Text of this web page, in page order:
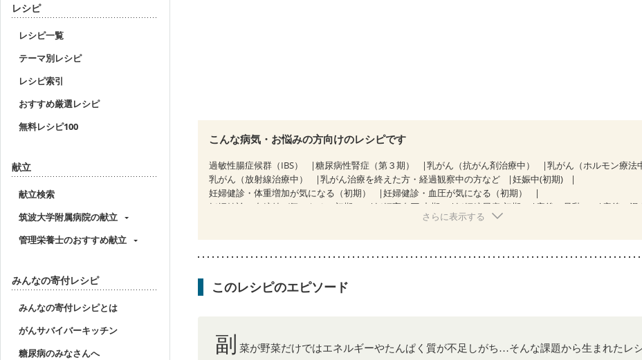
レシピ
レシピ一覧
テーマ別レシピ
レシピ索引
おすすめ厳選レシピ
無料レシピ100
献立
献立検索
筑波大学附属病院の献立
管理栄養士のおすすめ献立
みんなの寄付レシピ
みんなの寄付レシピとは
がんサバイバーキッチン
糖尿病のみなさんへ
こんな病気・お悩みの方向けのレシピです
過敏性腸症候群（IBS） 糖尿病性腎症（第３期） 乳がん（抗がん剤治療中）
乳がん（ホルモン療法
乳がん（放射線治療中）
乳がん治療を終えた方・経過観察中の方など
妊娠中(初期)
妊婦健診・体重増加が気になる（初期）
妊婦健診・血圧が気になる（初期）
妊婦健診・血糖値が気になる（初期）
妊娠高血圧(中期) 妊娠糖尿病(初期) 産後（母乳）
産後（混
フレイル（年齢に合わせた体作り）
さらに表示する
このレシピのエピソード
副
菜が野菜だけではエネルギーやたんぱく質が不足しがち…そんな課題から生まれたレシ